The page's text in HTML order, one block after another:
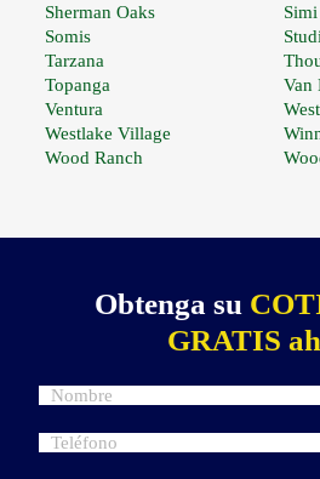
Sherman Oaks
Somis
Tarzana
Topanga
Van
Ventura
Westlake Village
Wood Ranch
Obtenga su
GRATIS